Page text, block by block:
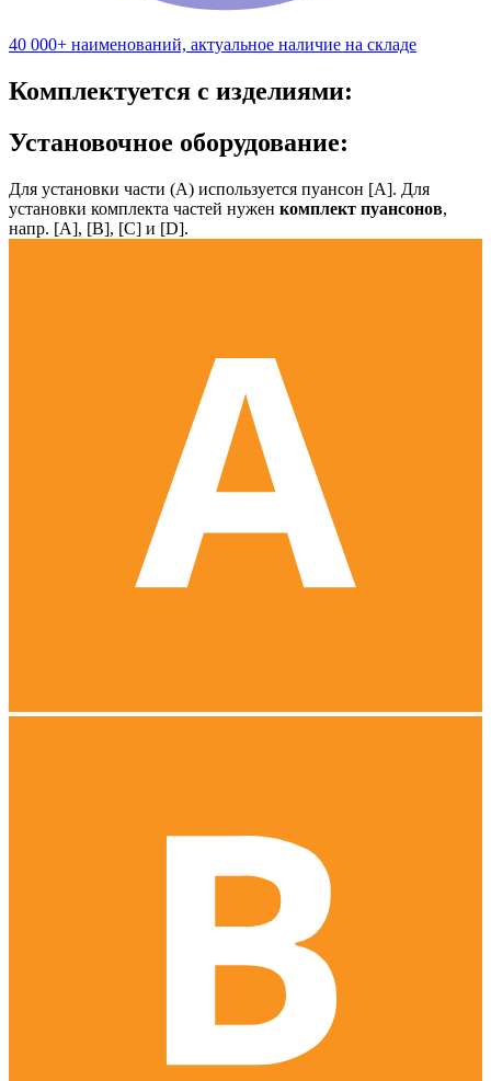
40 000+ наименований, актуальное наличие на складе
Комплектуется с изделиями:
Установочное оборудование:
Для установки части (А) используется пуансон [А]. Для
установки комплекта частей нужен комплект пуансонов,
напр. [А], [B], [С] и [D].